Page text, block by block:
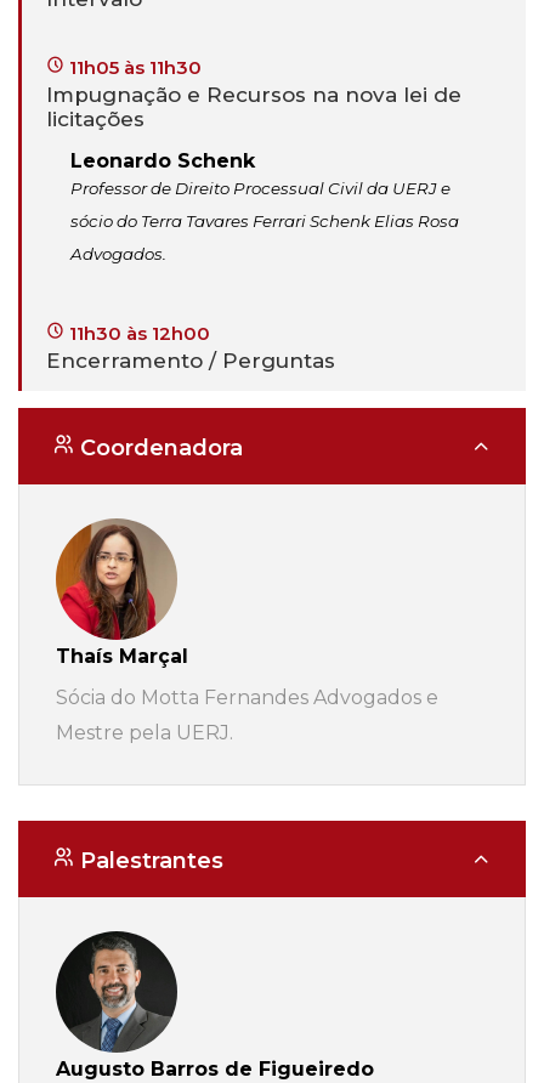
11h05 às 11h30
Impugnação e Recursos na nova lei de
licitações
Leonardo Schenk
Professor de Direito Processual Civil da UERJ e
sócio do Terra Tavares Ferrari Schenk Elias Rosa
Advogados.
11h30 às 12h00
Encerramento / Perguntas
Coordenadora
Thaís Marçal
Sócia do Motta Fernandes Advogados e
Mestre pela UERJ.
Palestrantes
Augusto Barros de Figueiredo